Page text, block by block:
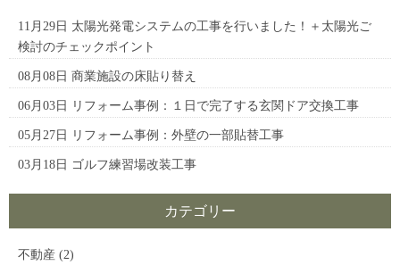
11月29日 太陽光発電システムの工事を行いました！＋太陽光ご
検討のチェックポイント
08月08日 商業施設の床貼り替え
06月03日 リフォーム事例：１日で完了する玄関ドア交換工事
05月27日 リフォーム事例：外壁の一部貼替工事
03月18日 ゴルフ練習場改装工事
カテゴリー
不動産 (2)